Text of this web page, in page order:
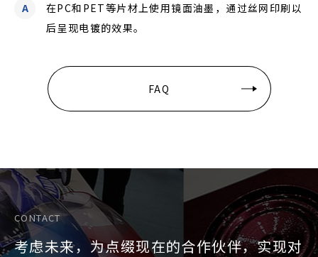
在PC和PET等片材上使用镜面油墨，通过丝网印刷以
后呈现电镀的效果。
FAQ
CONTACT
考虑未来，为点缀现在的合作伙伴，实现对